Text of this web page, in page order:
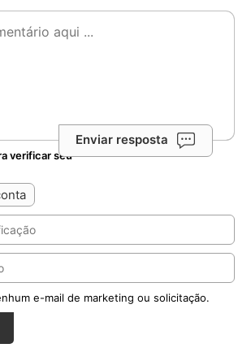
Enviar resposta
verificar seu
e-mail de marketing ou solicitação.